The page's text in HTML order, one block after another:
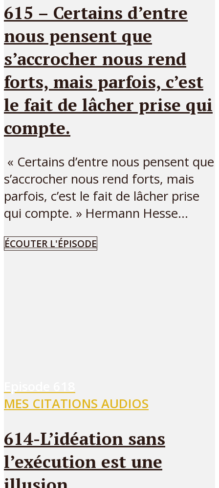
615 – Certains d’entre
nous pensent que
s’accrocher nous rend
forts, mais parfois, c’est
le fait de lâcher prise qui
compte.
« Certains d’entre nous pensent que
s’accrocher nous rend forts, mais
parfois, c’est le fait de lâcher prise
qui compte. » Hermann Hesse...
ÉCOUTER L'ÉPISODE
MES CITATIONS AUDIOS
614-L’idéation sans
l’exécution est une